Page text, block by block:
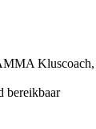
Kluscoach,